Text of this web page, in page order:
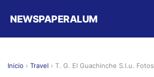
NEWSPAPERALUM
Inicio › Travel › T. G. El Guachinche S.l.u. Fotos